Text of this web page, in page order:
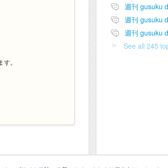
。
週刊 gusuku
週刊 gusuku
週刊 gusuku
See all 245